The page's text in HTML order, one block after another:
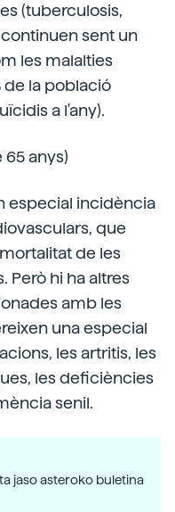
(tuberculosis,
sent un
les malalties
de la població
a l'any).
anys)
especial incidència
que
de les
Però hi ha altres
amb les
una especial
les artritis, les
les deficiències
senil.
jaso asteroko buletina